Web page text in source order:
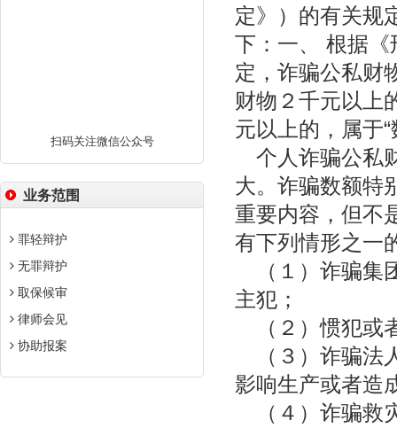
扫码关注微信公众号
业务范围
罪轻辩护
无罪辩护
取保候审
律师会见
协助报案
定》）的有关规
下：一、 根据
定，诈骗公私财
财物２千元以上
元以上的，属于
个人诈骗公私
大。诈骗数额特
重要内容，但不
有下列情形之一
（１）诈骗集
主犯；
（２）惯犯或
（３）诈骗法
影响生产或者造
（４）诈骗救